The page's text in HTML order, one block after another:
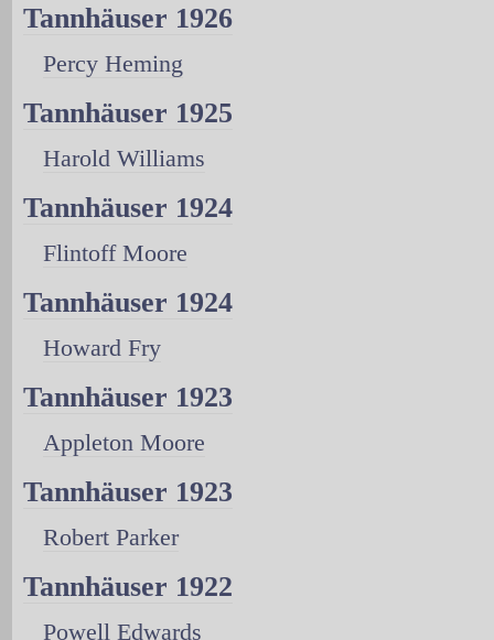
Tannhäuser 1926
Percy Heming
Tannhäuser 1925
Harold Williams
Tannhäuser 1924
Flintoff Moore
Tannhäuser 1924
Howard Fry
Tannhäuser 1923
Appleton Moore
Tannhäuser 1923
Robert Parker
Tannhäuser 1922
Powell Edwards